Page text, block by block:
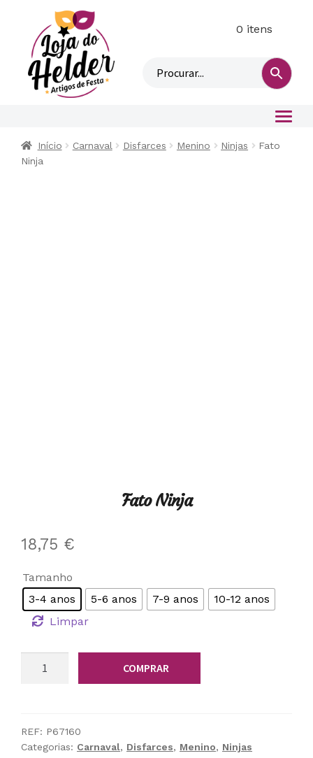
n
0 itens
Início Carnaval Disfarces Menino Ninjas
Fato
Ninja
Fato Ninja
18,75 €
Tamanho
3-4 anos
5-6 anos 7-9 anos
10-12 anos
Limpar
COMPRAR
REF: P67160
Categorias: Carnaval, Disfarces, Menino, Ninjas